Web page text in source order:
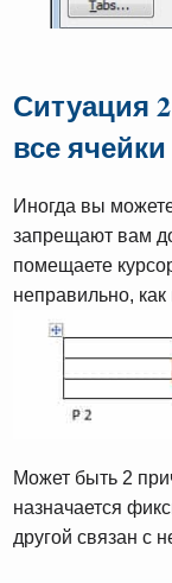
Ситуация
все ячейки
Иногда вы
запрещают вам
помещаете
неправильно,
Может быть 2
назначается
другой связан с